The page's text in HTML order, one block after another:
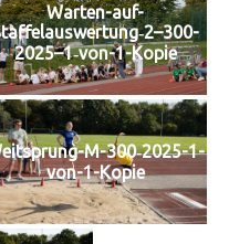
Warten-auf-
2025–1‑von-1-Kopie
M-300‑2025-1-
von-1-Kopie